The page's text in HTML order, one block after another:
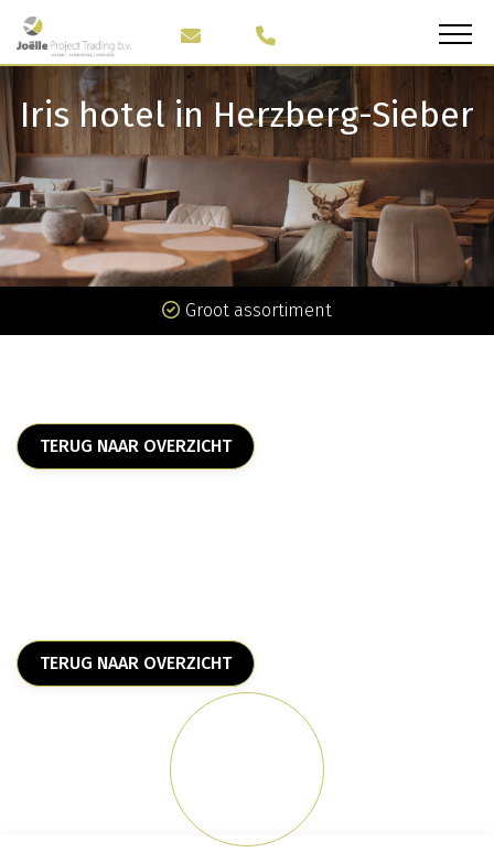
Iris hotel in Herzberg-Sieber
Groot assortiment
TERUG NAAR OVERZICHT
TERUG NAAR OVERZICHT